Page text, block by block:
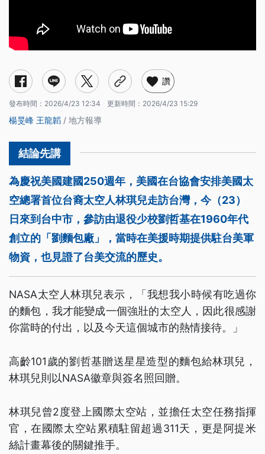
讚
發布時間： 2026/4/23 12:34 更新時間： 2026/4/23 15:29
楊旻峰 王龍韜 / 地方報導
為慶祝美國建國250週年，美國在台協會安排美國太
空總署首位台裔太空人林琪兒走訪台灣，今（23）
日來到台中市，參訪由退役少校劉哲基在1960年代
創立的「劉麵包廠」，當時在美援時期提供駐台美軍
物資，也見證了台美交流的歷史。
NASA太空人林琪兒表示，「我想我小時候有吃過你
的麵包，我才能變成一個強壯的太空人，因此很感謝
你當時的付出，以及今天這個城市的熱情接待。」
高齡101歲的劉哲基贈送星星造型的麵包給林琪兒，
林琪兒則以NASA徽章與簽名照回贈。
林琪兒曾2度登上國際太空站，並擔任太空任務指揮
官，在國際太空站累積駐留超過311天，更是阿提米
絲計畫幕後的關鍵推手。